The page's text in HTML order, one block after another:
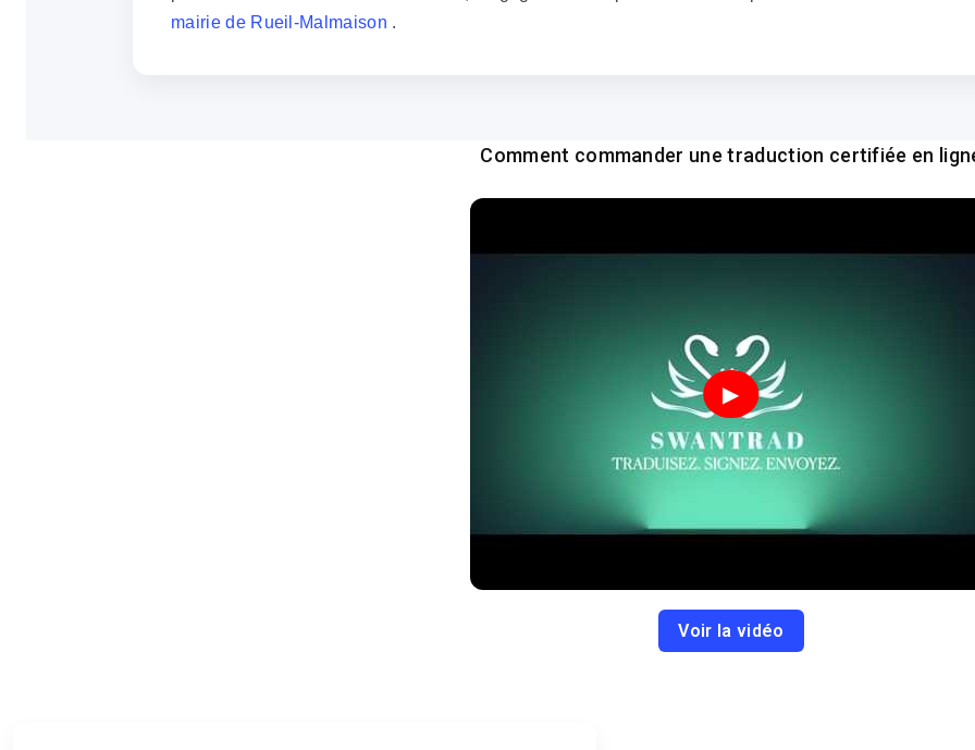
mairie de Rueil-Malmaison .
Comment commander une traduction certifiée en
▶
Voir la vidéo